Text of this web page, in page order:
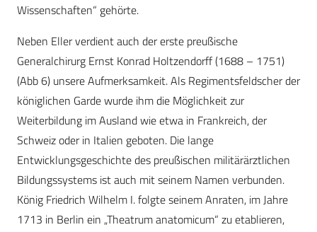
Wissenschaften“ gehörte.
Neben Eller verdient auch der erste preußische
Generalchirurg Ernst Konrad Holtzendorff (1688 – 1751)
(Abb 6) unsere Aufmerksamkeit. Als Regimentsfeldscher der
königlichen Garde wurde ihm die Möglichkeit zur
Weiterbildung im Ausland wie etwa in Frankreich, der
Schweiz oder in Italien geboten. Die lange
Entwicklungsgeschichte des preußischen militärärztlichen
Bildungssystems ist auch mit seinem Namen verbunden.
König Friedrich Wilhelm I. folgte seinem Anraten, im Jahre
1713 in Berlin ein „Theatrum anatomicum“ zu etablieren,